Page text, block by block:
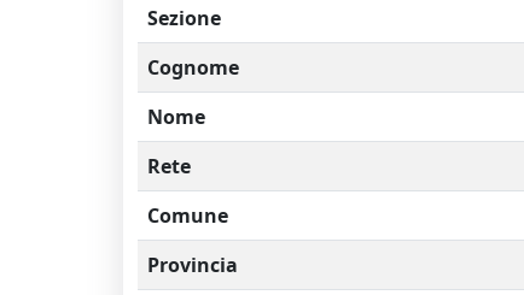
Sezione
Cognome
Nome
Rete
Comune
Provincia